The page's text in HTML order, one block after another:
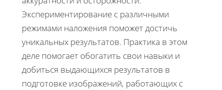
Экспериментирование с различными
режимами наложения поможет достичь
уникальных результатов. Практика в этом
деле помогает обогатить свои навыки и
добиться выдающихся результатов в
подготовке изображений, работающих с